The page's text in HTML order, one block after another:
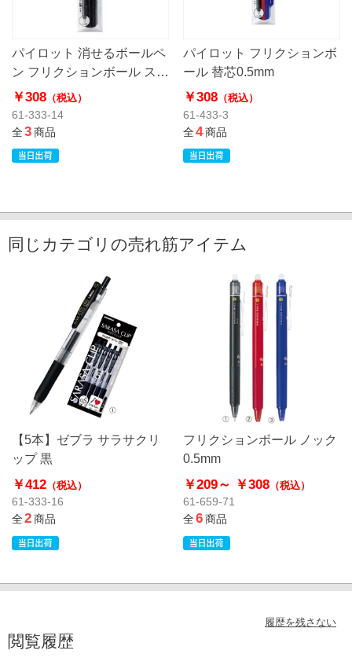
パイロット 消せるボールペ
ン フリクションボール スリ
ム038 0.38mm
￥308 （税込）
61-333-14
全3商品
パイロット フリクションボ
ール 替芯0.5mm
￥308（税込）
61-433-3
全4商品
同じカテゴリの売れ筋アイテム
【5本】ゼブラ サラサクリ
ップ 黒
￥412 （税込）
61-333-16
全2商品
フリクションボール ノック
0.5mm
￥209～ ￥308（税込）
61-659-71
全6商品
履歴を残さない
閲覧履歴